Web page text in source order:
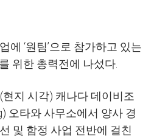
에 ‘원팀’으로 참가하고 있는
위한 총력전에 나섰다.
지 시각) 캐나다 데이비조
오타와 사무소에서 양사 경
및 함정 사업 전반에 걸친